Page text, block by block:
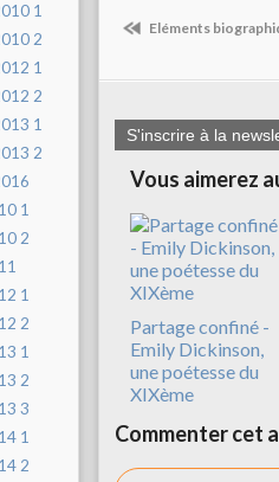
1
2
1
2
1
2
1
2
1
2
1
2
3
1
2
Eléments
S'inscrire à la
Vous aimerez
Partage confiné -
Emily Dickinson,
une poétesse du
XIXème
Commenter cet